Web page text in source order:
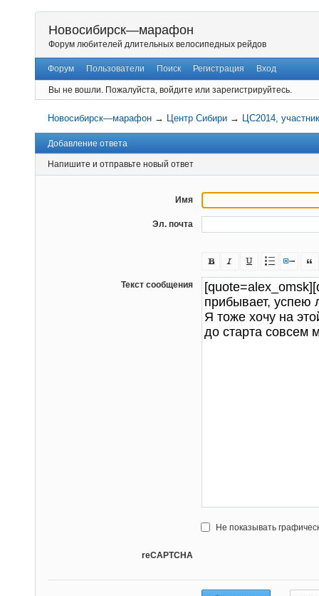
Новосибирск—марафон
Форум любителей длительных велосипедных рейдов
Форум Пользователи Поиск Регистрация Вход
Вы не вошли. Пожалуйста, войдите или зарегистрируйтесь.
Новосибирск—марафон → Центр Сибири → ЦС2014,
Добавление ответа
Напишите и отправьте новый ответ
Имя
Эл. почта
Текст сообщения
Не показывать
reCAPTCHA